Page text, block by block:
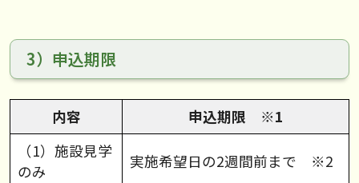
3）申込期限
内容
申込期限 ※1
（1）施設見学
のみ
実施希望日の2週間前まで ※2